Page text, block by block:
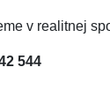
v realitnej
544